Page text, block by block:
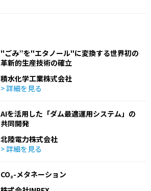
"ごみ”を"エタノール"に変換する世界初の
革新的生産技術の確立
積水化学工業株式会社
> 詳細を見る
AIを活用した「ダム最適運用システム」の
共同開発
北陸電力株式会社
> 詳細を見る
CO₂-メタネーション